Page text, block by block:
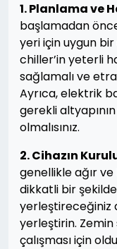
1. Planlama ve
başlamadan
yeri için uygun
chiller’in yeterli
sağlamalı ve
Ayrıca, elektrik
gerekli
olmalısınız.
2. Cihazın
genellikle ağır
dikkatli bir
yerleştireceğiniz
yerleştirin. Zemin
çalışması için